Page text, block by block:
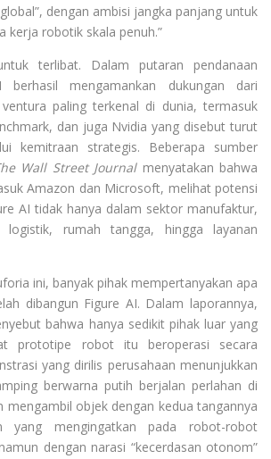
dengan ambisi jangka panjang untuk
kerja robotik skala penuh.”
terlibat. Dalam putaran pendanaan
mengamankan dukungan dari
paling terkenal di dunia, termasuk
dan juga Nvidia yang disebut turut
kemitraan strategis. Beberapa sumber
Wall Street Journalmenyatakan bahwa
Amazon dan Microsoft, melihat potensi
AI tidak hanya dalam sektor manufaktur,
rumah tangga, hingga layanan
ini, banyak pihak mempertanyakan apa
dibangun Figure AI. Dalam laporannya,
bahwa hanya sedikit pihak luar yang
prototipe robot itu beroperasi secara
yang dirilis perusahaan menunjukkan
berwarna putih berjalan perlahan di
mengambil objek dengan kedua tangannya
yang mengingatkan pada robot-robot
dengan narasi “kecerdasan otonom”